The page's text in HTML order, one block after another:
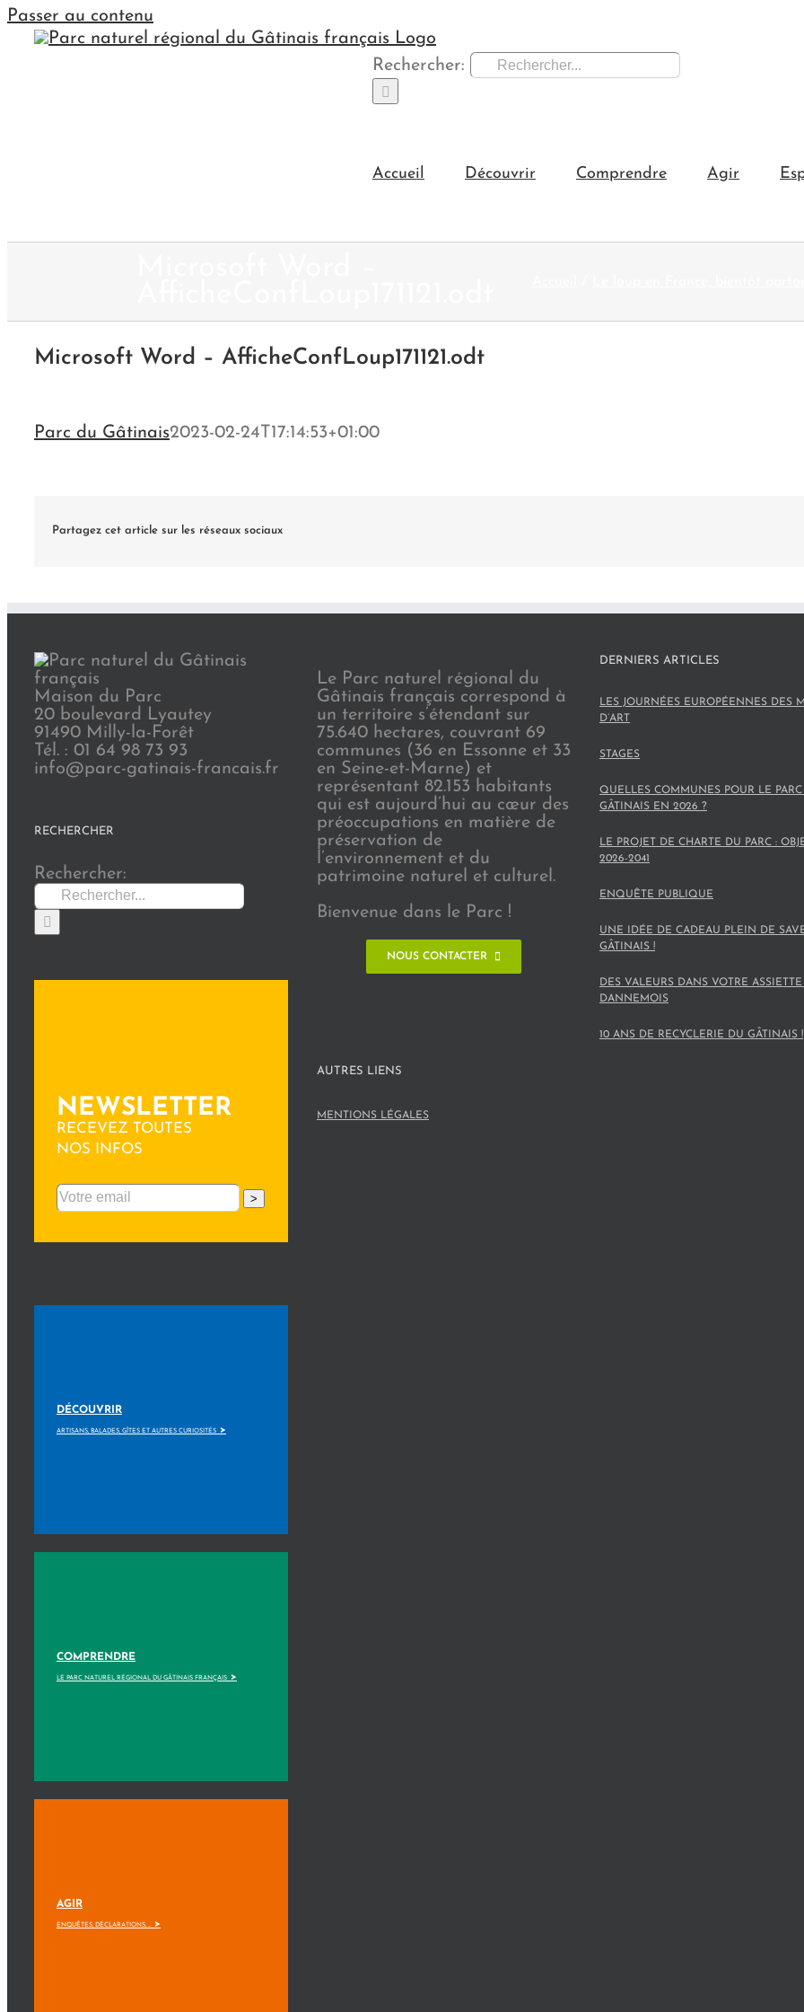
Passer au contenu
Rechercher:
Accueil Découvrir Comprendre Agir
Microsoft Word – AfficheConfLoup171121.odt
Parc du Gâtinais2023-02-24T17:14:53+01:00
Partagez cet article sur les réseaux sociaux
Maison du Parc
20 boulevard Lyautey
91490 Milly-la-Forêt
Tél. : 01 64 98 73 93
info@parc-gatinais-francais.fr
RECHERCHER
Rechercher:
NEWSLETTER
RECEVEZ TOUTES
NOS INFOS
>
DÉCOUVRIR
ARTISANS, BALADES, GÎTES ET AUTRES CURIOSITÉS >
COMPRENDRE
LE PARC NATUREL RÉGIONAL DU GÂTINAIS FRANÇAIS >
AGIR
ENQUÊTES, DÉCLARATIONS, ... >
Le Parc naturel régional du
Gâtinais français correspond à
un territoire s’étendant sur
75.640 hectares, couvrant 69
communes (36 en Essonne et 33
en Seine-et-Marne) et
représentant 82.153 habitants
qui est aujourd’hui au cœur des
préoccupations en matière de
préservation de
l’environnement et du
patrimoine naturel et culturel.
Bienvenue dans le Parc !
NOUS CONTACTER
DERNIERS ARTICLES
LES JOURNÉES EUROPÉENNES DES
D’ART
STAGES
QUELLES COMMUNES POUR LE PARC
GÂTINAIS EN 2026 ?
LE PROJET DE CHARTE DU PARC :
2026-2041
ENQUÊTE PUBLIQUE
UNE IDÉE DE CADEAU PLEIN DE
GÂTINAIS !
DES VALEURS DANS VOTRE
DANNEMOIS
10 ANS DE RECYCLERIE DU GÂTINAIS !
AUTRES LIENS
MENTIONS LÉGALES